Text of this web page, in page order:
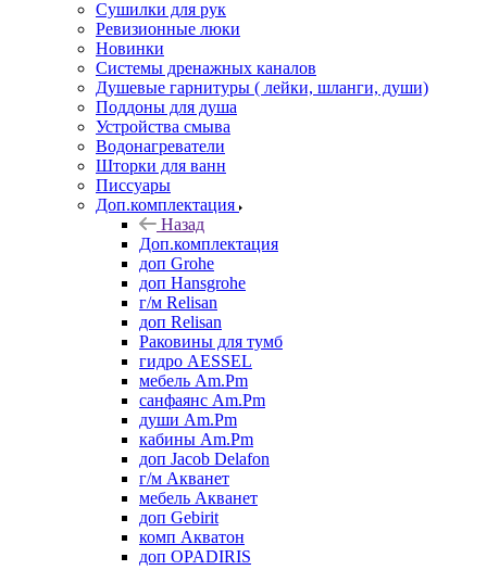
Сушилки для рук
Ревизионные люки
Новинки
Системы дренажных каналов
Душевые гарнитуры ( лейки, шланги, души)
Поддоны для душа
Устройства смыва
Водонагреватели
Шторки для ванн
Писсуары
Доп.комплектация
Назад
Доп.комплектация
доп Grohe
доп Hansgrohe
г/м Relisan
доп Relisan
Раковины для тумб
гидро AESSEL
мебель Am.Pm
санфаянс Am.Pm
души Am.Pm
кабины Am.Pm
доп Jacob Delafon
г/м Акванет
мебель Акванет
доп Gebirit
комп Акватон
доп OPADIRIS